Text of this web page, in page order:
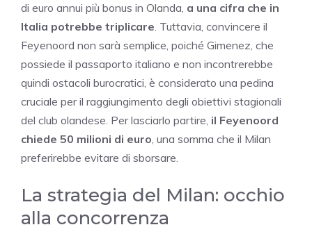
di euro annui più bonus in Olanda, a una cifra che in
Italia potrebbe triplicare. Tuttavia, convincere il
Feyenoord non sarà semplice, poiché Gimenez, che
possiede il passaporto italiano e non incontrerebbe
quindi ostacoli burocratici, è considerato una pedina
cruciale per il raggiungimento degli obiettivi stagionali
del club olandese. Per lasciarlo partire, il Feyenoord
chiede 50 milioni di euro, una somma che il Milan
preferirebbe evitare di sborsare.
La strategia del Milan: occhio
alla concorrenza